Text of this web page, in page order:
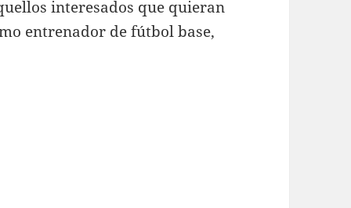
interesados que quieran
entrenador de fútbol base,